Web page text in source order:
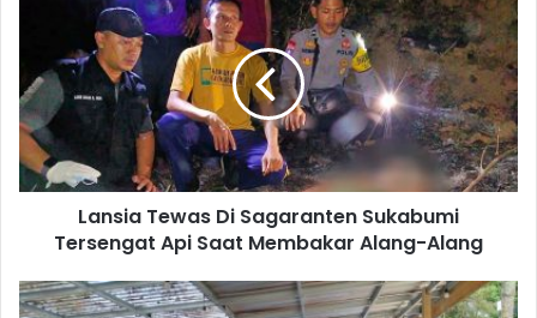
Lansia Tewas Di Sagaranten Sukabumi
Tersengat Api Saat Membakar Alang-Alang